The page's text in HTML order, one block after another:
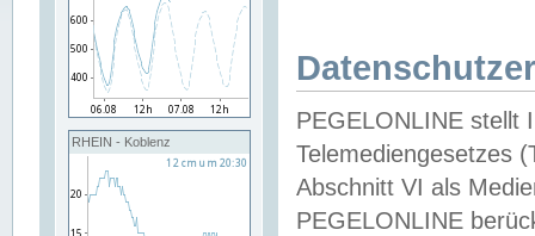
RHEIN - Koblenz
PEGELONLINE stellt
Telemediengesetzes
Abschnitt VI als
PEGELONLINE